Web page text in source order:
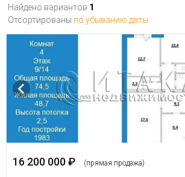
Найдено вариантов 1
Отсортированы по убыванию даты
16 200 000 ₽ (прямая продажа)